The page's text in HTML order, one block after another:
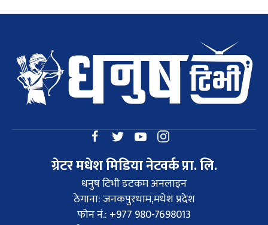
ग्रेटर मधेश मिडिया नेटवर्क प्रा. लि.
धनुष टिभी डटकम अनलाइन
ठेगाना: जनकपुरधाम,मधेश प्रदेश
फोन नं.: +977 980-7698013